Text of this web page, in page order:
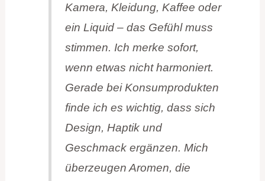
Kamera, Kleidung, Kaffee oder
ein Liquid – das Gefühl muss
stimmen. Ich merke sofort,
wenn etwas nicht harmoniert.
Gerade bei Konsumprodukten
finde ich es wichtig, dass sich
Design, Haptik und
Geschmack ergänzen. Mich
überzeugen Aromen, die